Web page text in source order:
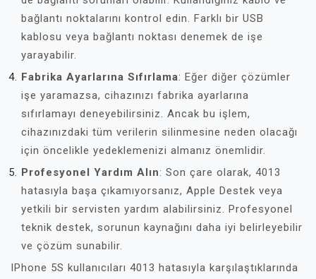
bağlantı noktalarını kontrol edin. Farklı bir USB
kablosu veya bağlantı noktası denemek de işe
yarayabilir.
Fabrika Ayarlarına Sıfırlama: Eğer diğer çözümler
işe yaramazsa, cihazınızı fabrika ayarlarına
sıfırlamayı deneyebilirsiniz. Ancak bu işlem,
cihazınızdaki tüm verilerin silinmesine neden olacağı
için öncelikle yedeklemenizi almanız önemlidir.
Profesyonel Yardım Alın: Son çare olarak, 4013
hatasıyla başa çıkamıyorsanız, Apple Destek veya
yetkili bir servisten yardım alabilirsiniz. Profesyonel
teknik destek, sorunun kaynağını daha iyi belirleyebilir
ve çözüm sunabilir.
IPhone 5S kullanıcıları 4013 hatasıyla karşılaştıklarında